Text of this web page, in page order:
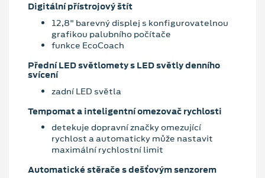
Digitální přístrojový štít
12,8" barevný displej s konfigurovatelnou
grafikou palubního počítače
funkce EcoCoach
Přední LED světlomety s LED světly denního
svícení
zadní LED světla
Tempomat a inteligentní omezovač rychlosti
detekuje dopravní značky omezující
rychlost a automaticky může nastavit
maximální rychlostní limit
Automatické stěrače s dešťovým senzorem